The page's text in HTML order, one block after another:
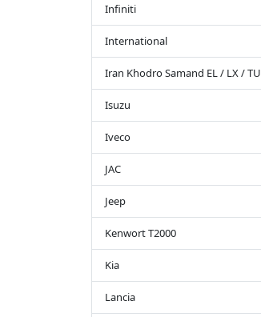
Infiniti
International
Iran Khodro Samand EL / LX / TU
Isuzu
Iveco
JAC
Jeep
Kenwort T2000
Kia
Lancia